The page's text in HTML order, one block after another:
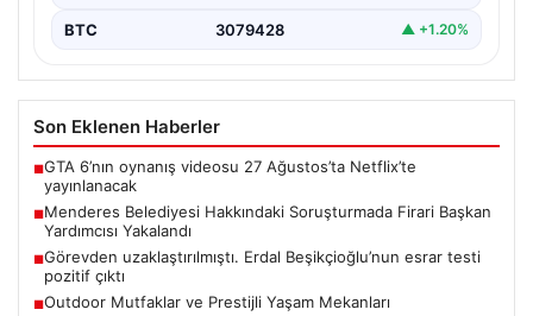
BTC 3079428 ▲ +1.20%
Son Eklenen Haberler
■GTA 6’nın oynanış videosu 27 Ağustos’ta Netflix’te
yayınlanacak
■Menderes Belediyesi Hakkındaki Soruşturmada Firari Başkan
Yardımcısı Yakalandı
■Görevden uzaklaştırılmıştı. Erdal Beşikçioğlu’nun esrar testi
pozitif çıktı
■Outdoor Mutfaklar ve Prestijli Yaşam Mekanları